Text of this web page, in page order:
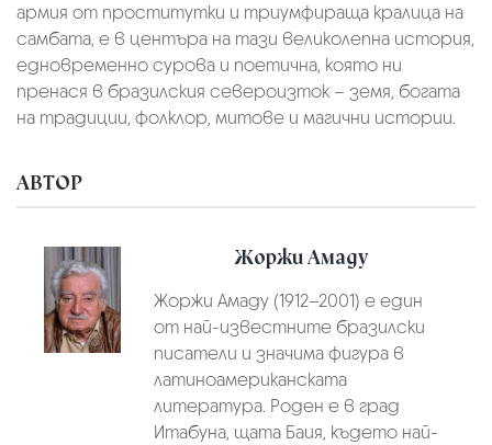
армия от проститутки и триумфираща кралица на
самбата, е в центъра на тази великолепна история,
едновременно сурова и поетична, която ни
пренася в бразилския североизток – земя, богата
на традиции, фолклор, митове и магични истории.
АВТОР
Жоржи Амаду
Жоржи Амаду (1912–2001) е един
от най-известните бразилски
писатели и значима фигура в
латиноамериканската
литература. Роден е в град
Итабуна, щата Баия, където най-